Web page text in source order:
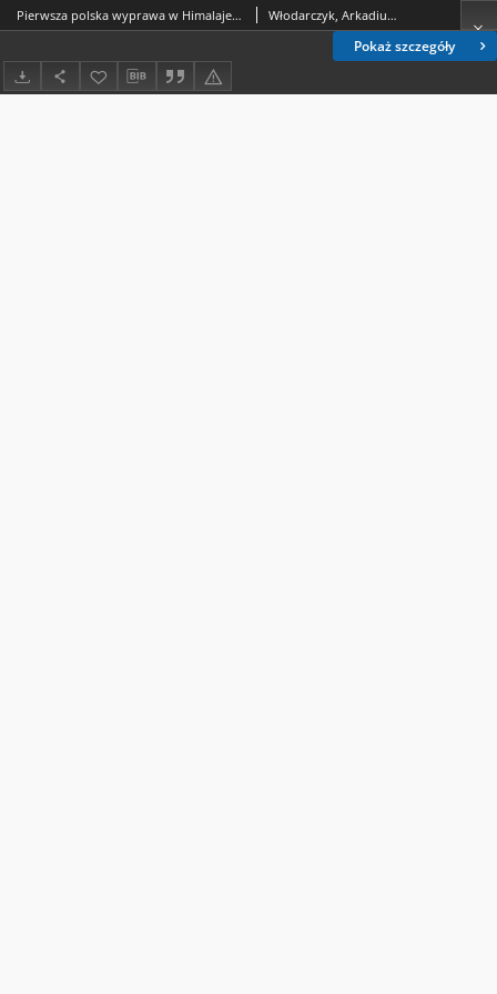
Pokaż szczegóły
Pierwsza polska wyprawa w Himalaje w 1939 roku na łamach „ Ilustrowanego Kuryera Codziennego ” Włodarczyk, Arkadiusz; Roszkowska, Ewa